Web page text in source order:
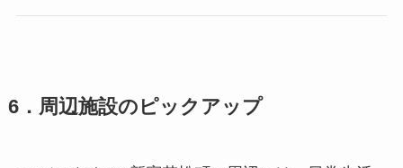
6．周辺施設のピックアップ